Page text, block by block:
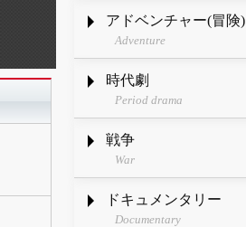
アドベンチャー(冒険)
Adventure
時代劇
Period drama
戦争
War
ドキュメンタリー
Documentary